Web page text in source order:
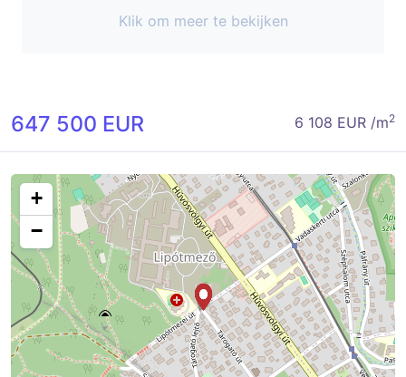
Klik om meer te bekijken
647 500 EUR 6 108 EUR /m2
+
−